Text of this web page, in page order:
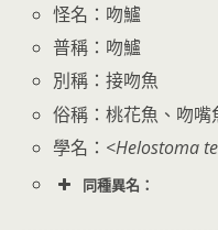
怪名：吻鱸
普稱：吻鱸
別稱：接吻魚
俗稱：桃花魚、吻嘴
學名：<Helostoma
同種異名：